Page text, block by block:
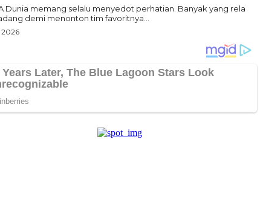
Dunia memang selalu menyedot perhatian. Banyak yang rela
demi menonton tim favoritnya...
2026